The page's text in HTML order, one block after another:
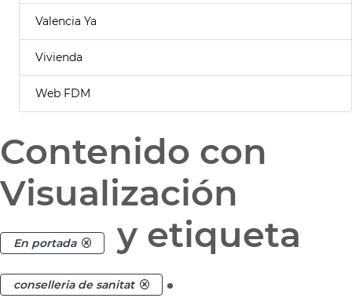
Valencia Ya
Vivienda
Web FDM
Contenido con
Visualización
En portada y etiqueta
conselleria de sanitat .